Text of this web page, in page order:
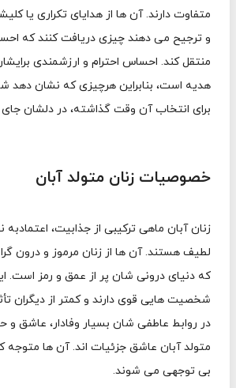
متفاوت دارند. آن ها از هدایای تکراری یا
و ترجیح می دهند چیزی دریافت کنند که
منتقل کند. احساس احترام و ارزشمندی
هدیه است، بنابراین هرچیزی که نشان دهد
برای انتخاب آن وقت گذاشته، در دلشان
خصوصیات زنان متولد آبان
زنان آبان ماهی ترکیبی از جذابیت،
لطیف هستند. آن ها از زنان مرموز و درون
که دنیای درونی شان پر از عمق و رمز است.
شخصیت هایی قوی دارند و کمتر از دیگران
در روابط عاطفی شان بسیار وفادار، عاشق و
متولد آبان عاشق جزئیات اند. آن ها
بی توجهی می شوند.